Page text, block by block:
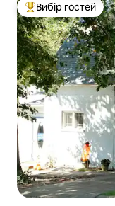
Топ вибір гостей
Вибір гостей